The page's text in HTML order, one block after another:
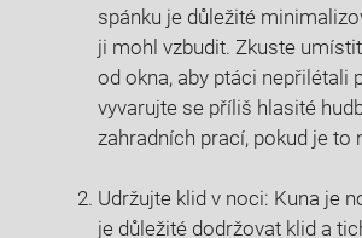
spánku je důležité
ji mohl vzbudit. Zkuste
od okna, aby ptáci nepřilétali
vyvarujte se příliš hlasité
zahradních prací, pokud je to
Udržujte klid v noci: Kuna je
je důležité dodržovat klid a